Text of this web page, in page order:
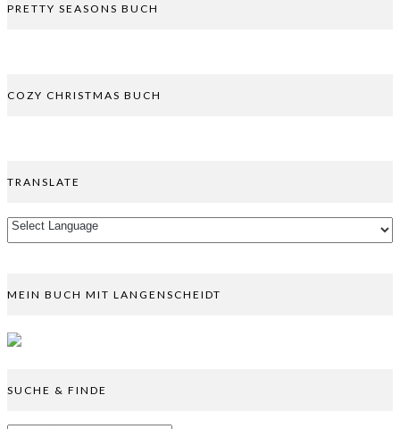
PRETTY SEASONS BUCH
COZY CHRISTMAS BUCH
TRANSLATE
MEIN BUCH MIT LANGENSCHEIDT
SUCHE & FINDE